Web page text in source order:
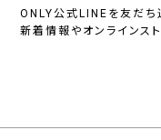
ONLY公式LINEを友だち
新着情報やオンラインス